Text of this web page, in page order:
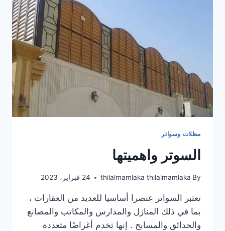
مظلات وسواتر
السوتر واهميتها
By
thilalmamlaka thilalmamlaka 24 فبراير، 2023
تعتبر السواتر عنصرا أساسيا للعديد من العقارات ،
بما في ذلك المنازل والمدارس والمكاتب والمصانع
والحدائق والمسابح . إنها تخدم أغراضًا متعددة